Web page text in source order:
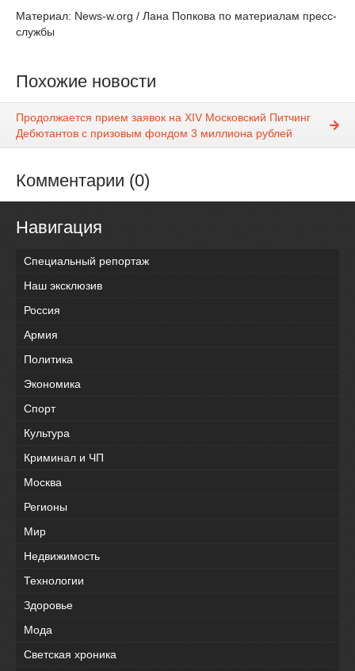
Материал: News-w.org / Лана Попкова по материалам пресс-
службы
Похожие новости
Продолжается прием заявок на ХIV Московский Питчинг
Дебютантов с призовым фондом 3 миллиона рублей
Комментарии (0)
Навигация
Специальный репортаж
Наш эксклюзив
Россия
Армия
Политика
Экономика
Спорт
Культура
Криминал и ЧП
Москва
Регионы
Мир
Недвижимость
Технологии
Здоровье
Мода
Светская хроника